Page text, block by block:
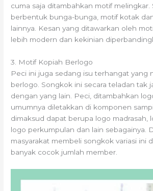
cuma saja ditambahkan motif melingkar.
berbentuk bunga-bunga, motif kotak
lainnya. Kesan yang ditawarkan oleh
lebih modern dan kekinian
3. Motif Kopiah Berlogo
Peci ini juga sedang isu terhangat yang
berlogo. Songkok ini secara teladan tak
dengan yang lain. Peci, ditambahkan
umumnya diletakkan di komponen
dimaksud dapat berupa logo madrasah,
logo perkumpulan dan lain sebagainya.
masyarakat membeli songkok variasi ini
banyak cocok jumlah member.